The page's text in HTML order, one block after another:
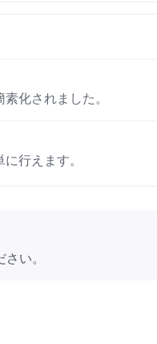
化されました。
行えます。
い。